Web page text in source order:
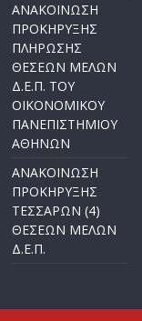
ΑΝΑΚΟΙΝΩΣΗ
ΠΡΟΚΗΡΥΞΗΣ
ΠΛΗΡΩΣΗΣ
ΘΕΣΕΩΝ ΜΕΛΩΝ
Δ.Ε.Π. ΤΟΥ
ΟΙΚΟΝΟΜΙΚΟΥ
ΠΑΝΕΠΙΣΤΗΜΙΟΥ
ΑΘΗΝΩΝ
ΑΝΑΚΟΙΝΩΣΗ
ΠΡΟΚΗΡΥΞΗΣ
ΤΕΣΣΑΡΩΝ (4)
ΘΕΣΕΩΝ ΜΕΛΩΝ
Δ.Ε.Π.